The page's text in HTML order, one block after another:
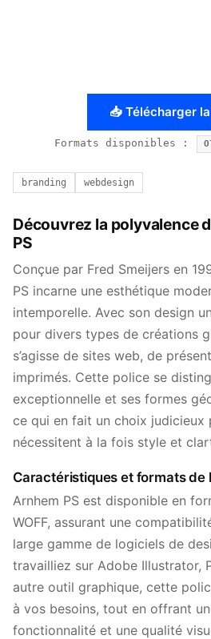
📥 Télécharger
Formats disponibles :
branding webdesign
Découvrez la polyvalence
PS
Conçue par Fred Smeijers en
PS incarne une esthétique
intemporelle. Avec son design
pour divers types de créations
s’agisse de sites web, de
imprimés. Cette police se
exceptionnelle et ses formes
ce qui en fait un choix judicieux
nécessitent à la fois style et
Caractéristiques et formats de
Arnhem PS est disponible en
WOFF, assurant une
large gamme de logiciels de
travailliez sur Adobe Illustrator,
autre outil graphique, cette
à vos besoins, tout en offrant
fonctionnalité et une qualité